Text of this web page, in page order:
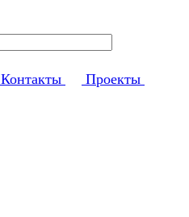
Контакты
Проекты